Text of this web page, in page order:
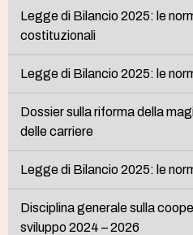
Legge di Bilancio 2025: le
costituzionali
Legge di Bilancio 2025: le
Dossier sulla riforma della
delle carriere
Legge di Bilancio 2025: le
Disciplina generale sulla
sviluppo 2024 – 2026